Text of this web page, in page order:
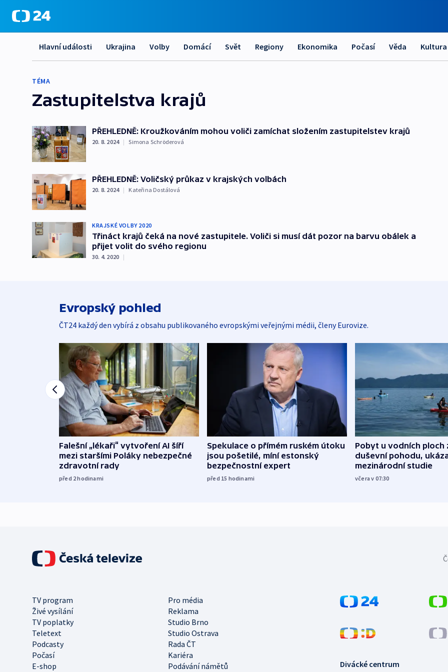
Hlavní události Ukrajina Volby Domácí Svět Regiony Ekonomika Počasí Věda Kultura
TÉMA
Zastupitelstva krajů
PŘEHLEDNĚ: Kroužkováním mohou voliči zamíchat složením zastupitelstev krajů
20. 8. 2024 | Simona Schröderová
PŘEHLEDNĚ: Voličský průkaz v krajských volbách
20. 8. 2024 | Kateřina Dostálová
KRAJSKÉ VOLBY 2020
Třináct krajů čeká na nové zastupitele. Voliči si musí dát pozor na barvu obálek a
přijet volit do svého regionu
30. 4. 2020 |
Evropský pohled
ČT24 každý den vybírá z obsahu publikovaného evropskými veřejnými médii, členy Eurovize.
Falešní „lékaři“ vytvoření AI šíří
mezi staršími Poláky nebezpečné
zdravotní rady
před 2hodinami
Spekulace o přímém ruském útoku
jsou pošetilé, míní estonský
bezpečnostní expert
před 15 hodinami
Pobyt u vodních ploch
duševní pohodu,
mezinárodní studie
včera v 07:30
TV program
Pro média
Živé vysílání
Reklama
TV poplatky
Studio Brno
Teletext
Studio Ostrava
Podcasty
Rada ČT
Počasí
Kariéra
E-shop
Podávání námětů
Divácké centrum